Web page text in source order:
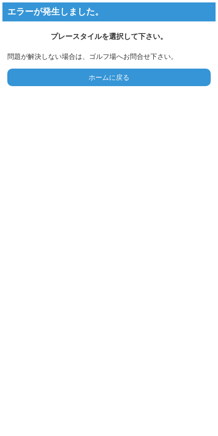
エラーが発生しました。
プレースタイルを選択して下さい。
問題が解決しない場合は、ゴルフ場へお問合せ下さい。
ホームに戻る